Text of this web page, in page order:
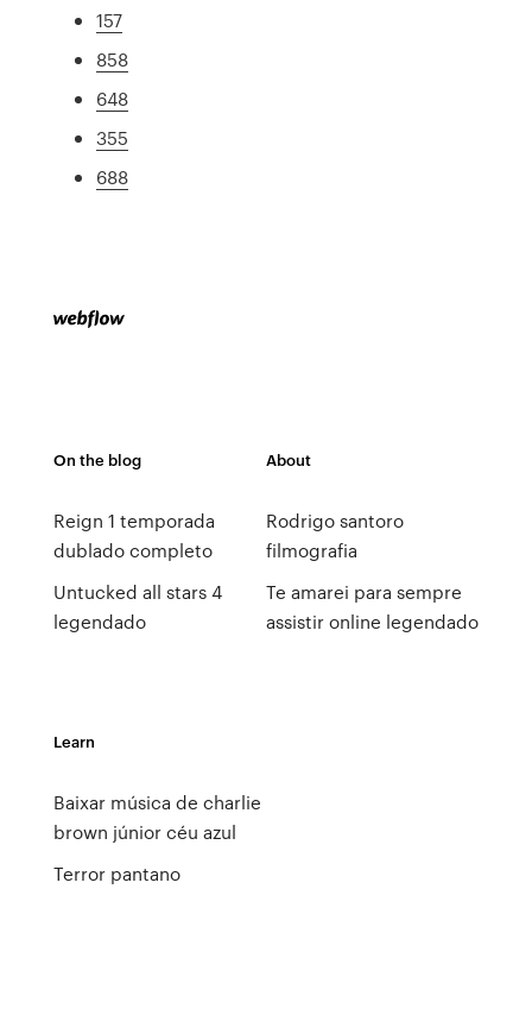
157
858
648
355
688
On the blog
Reign 1 temporada
dublado completo
Untucked all stars 4
legendado
About
Rodrigo santoro
filmografia
Te amarei para sempre
assistir online legendado
Learn
Baixar música de charlie
brown júnior céu azul
Terror pantano